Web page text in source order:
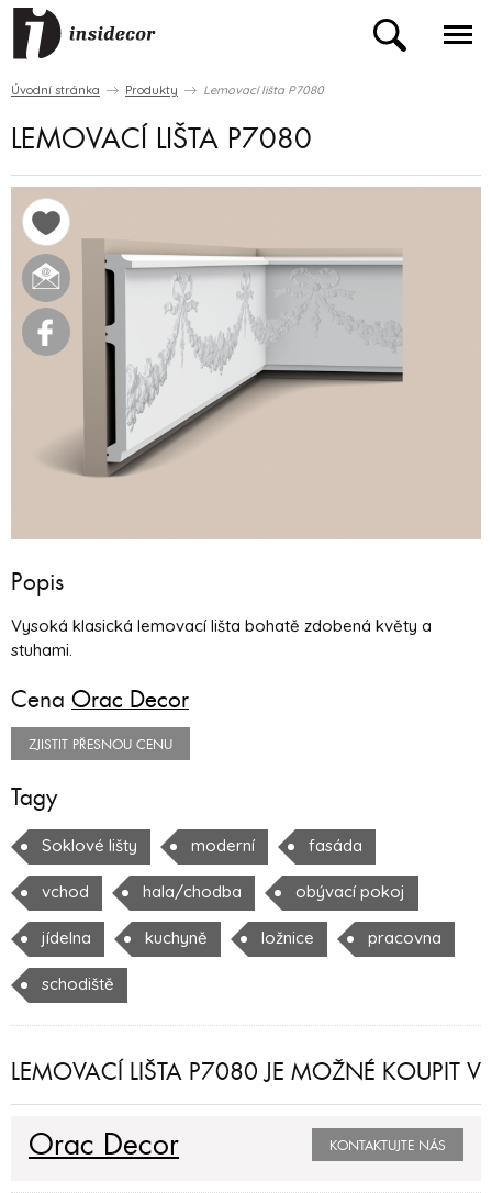
Úvodní stránka Produkty Lemovací lišta P7080
LEMOVACÍ LIŠTA P7080
Popis
Vysoká klasická lemovací lišta bohatě zdobená květy a
stuhami.
Cena Orac Decor
ZJISTIT PŘESNOU CENU
Tagy
Soklové lišty moderní fasáda
vchod hala/chodba obývací pokoj
jídelna kuchyně ložnice pracovna
schodiště
LEMOVACÍ LIŠTA P7080 JE MOŽNÉ KOUPIT V
Orac Decor KONTAKTUJTE NÁS